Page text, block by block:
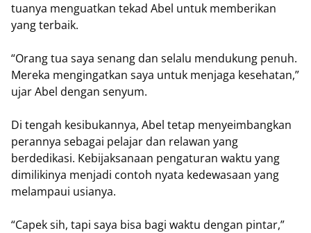
tuanya menguatkan tekad Abel untuk memberikan
yang terbaik.
“Orang tua saya senang dan selalu mendukung penuh.
Mereka mengingatkan saya untuk menjaga kesehatan,”
ujar Abel dengan senyum.
Di tengah kesibukannya, Abel tetap menyeimbangkan
perannya sebagai pelajar dan relawan yang
berdedikasi. Kebijaksanaan pengaturan waktu yang
dimilikinya menjadi contoh nyata kedewasaan yang
melampaui usianya.
“Capek sih, tapi saya bisa bagi waktu dengan pintar,”